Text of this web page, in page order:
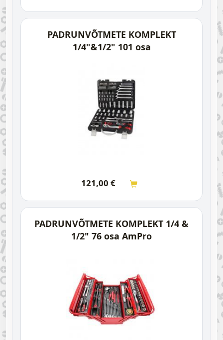
PADRUNVÕTMETE KOMPLEKT
1/4"&1/2" 101 osa
121,00 €
PADRUNVÕTMETE KOMPLEKT 1/4 &
1/2" 76 osa AmPro